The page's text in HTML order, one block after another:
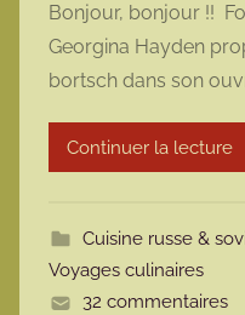
r
r
t
Bonjour, bonjour !!
Georgina Hayden
bortsch dans son
Continuer la lecture
Cuisine russe &
Voyages culinaires
32 commentaires